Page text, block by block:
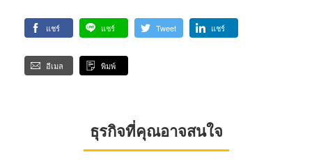
แชร์ แชร์ Tweet แชร์
อีเมล พิมพ์
ธุรกิจที่คุณอาจสนใจ